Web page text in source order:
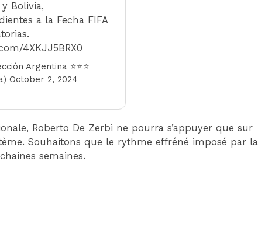
Bolivia,
a la Fecha FIFA
4XKJJ5BRX0
Argentina ⭐⭐⭐
October 2, 2024
Roberto De Zerbi ne pourra s’appuyer que sur
Souhaitons que le rythme effréné imposé par la
semaines.